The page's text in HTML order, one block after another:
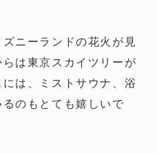
ニーランドの花火が見
は東京スカイツリーが
は、ミストサウナ、浴
のもとても嬉しいで